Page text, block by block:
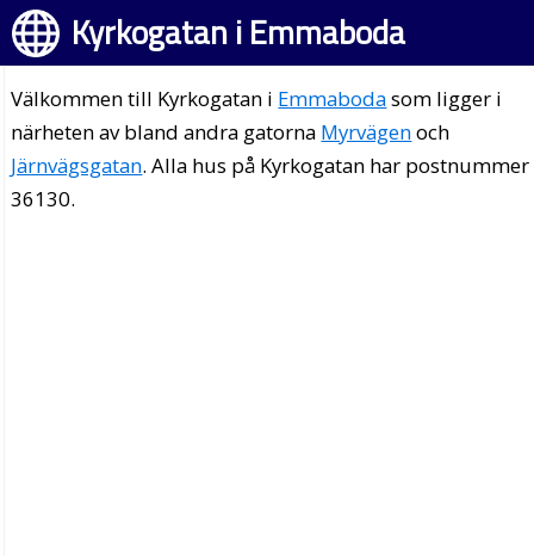
Kyrkogatan i Emmaboda
Välkommen till Kyrkogatan i Emmabodasom ligger i
närheten av bland andra gatorna Myrvägenoch
Järnvägsgatan. Alla hus på Kyrkogatan har postnummer
36130.